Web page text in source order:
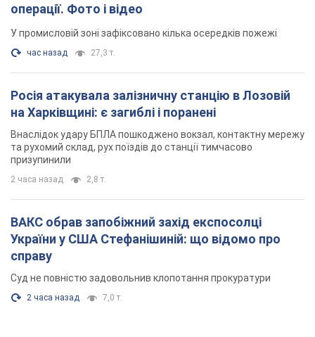
операції. Фото і відео
У промисловій зоні зафіксовано кілька осередків пожежі
час назад 27,3 т.
Росія атакувала залізничну станцію в Лозовій
на Харківщині: є загиблі і поранені
Внаслідок удару БПЛА пошкоджено вокзал, контактну мережу
та рухомий склад, рух поїздів до станції тимчасово
призупинили
2 часа назад 2,8 т.
ВАКС обрав запобіжний захід експосолці
України у США Стефанішиній: що відомо про
справу
Суд не повністю задовольнив клопотання прокуратури
2 часа назад 7,0 т.